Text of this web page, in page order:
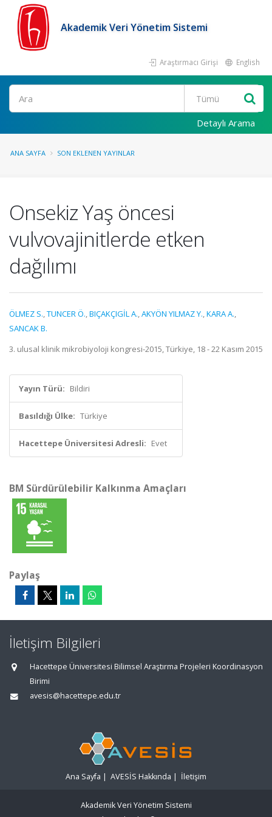
Akademik Veri Yönetim Sistemi
Araştırmacı Girişi English
Ara
Detaylı Arama
ANA SAYFA SON EKLENEN YAYINLAR
Onsekiz Yaş öncesi
vulvovajinitlerde etken
dağılımı
ÖLMEZ S.,TUNCER Ö.,BIÇAKÇIGİL A.,AKYÖN YILMAZ Y.,KARA A.,
SANCAK B.
3. ulusal klinik mikrobiyoloji kongresi-2015, Türkiye, 18 - 22 Kasım 2015
Yayın Türü: Bildiri
Basıldığı Ülke: Türkiye
Hacettepe Üniversitesi Adresli: Evet
BM Sürdürülebilir Kalkınma Amaçları
Paylaş
İletişim Bilgileri
Hacettepe Üniversitesi Bilimsel Araştırma Projeleri Koordinasyon
Birimi
avesis@hacettepe.edu.tr
Ana Sayfa | AVESİS Hakkında | İletişim
Akademik Veri Yönetim Sistemi